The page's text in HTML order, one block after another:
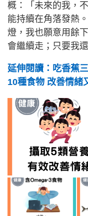
概：「未來的我，
能持續在角落發熱
燈，我也願意用餘
會繼續走；只要我
延伸閱讀：吃香蕉
10種食物 改善情緒